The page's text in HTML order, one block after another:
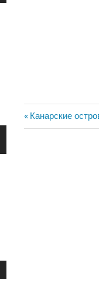
Previous
Post:
Канарские